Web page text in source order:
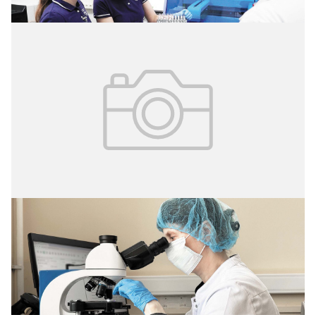
Вклад среднего медицинского
персонала в работу диагностической
службы стационара